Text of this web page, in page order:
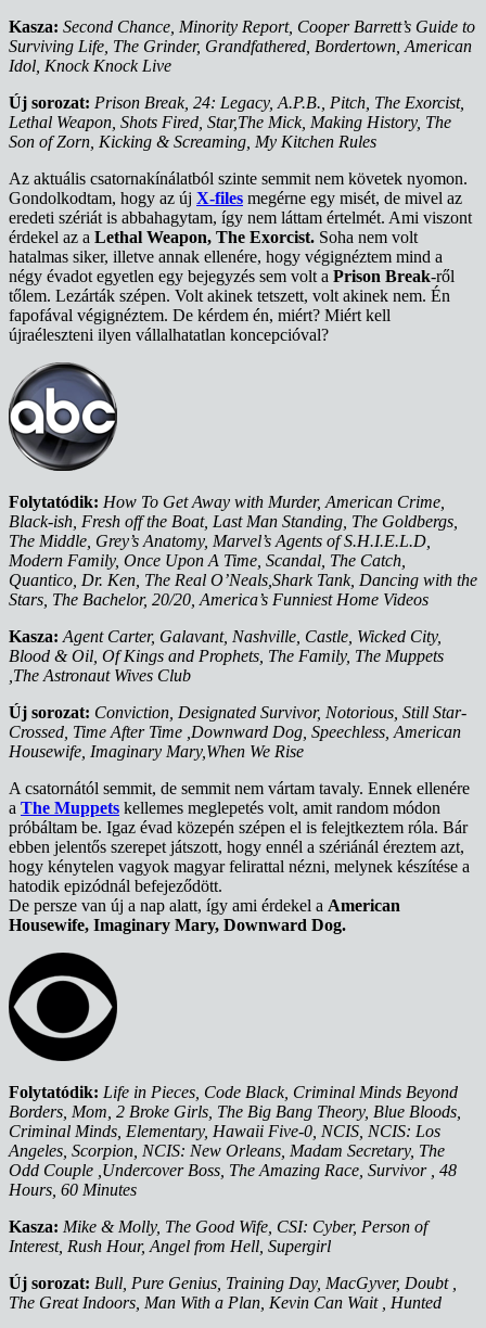
Kasza: Second Chance, Minority Report, Cooper Barrett’s Guide to
Surviving Life, The Grinder, Grandfathered, Bordertown, American
Idol, Knock Knock Live
Új sorozat: Prison Break, 24: Legacy, A.P.B., Pitch, The Exorcist,
Lethal Weapon, Shots Fired, Star,The Mick, Making History, The
Son of Zorn, Kicking & Screaming, My Kitchen Rules
Az aktuális csatornakínálatból szinte semmit nem követek nyomon.
Gondolkodtam, hogy az új X-files megérne egy misét, de mivel az
eredeti szériát is abbahagytam, így nem láttam értelmét. Ami viszont
érdekel az a Lethal Weapon, The Exorcist. Soha nem volt
hatalmas siker, illetve annak ellenére, hogy végignéztem mind a
négy évadot egyetlen egy bejegyzés sem volt a Prison Break-ről
tőlem. Lezárták szépen. Volt akinek tetszett, volt akinek nem. Én
fapofával végignéztem. De kérdem én, miért? Miért kell
újraéleszteni ilyen vállalhatatlan koncepcióval?
Folytatódik: How To Get Away with Murder, American Crime,
Black-ish, Fresh off the Boat, Last Man Standing, The Goldbergs,
The Middle, Grey’s Anatomy, Marvel’s Agents of S.H.I.E.L.D,
Modern Family, Once Upon A Time, Scandal, The Catch,
Quantico, Dr. Ken, The Real O’Neals,Shark Tank, Dancing with the
Stars, The Bachelor, 20/20, America’s Funniest Home Videos
Kasza: Agent Carter, Galavant, Nashville, Castle, Wicked City,
Blood & Oil, Of Kings and Prophets, The Family, The Muppets
,The Astronaut Wives Club
Új sorozat: Conviction, Designated Survivor, Notorious, Still Star-
Crossed, Time After Time ,Downward Dog, Speechless, American
Housewife, Imaginary Mary,When We Rise
A csatornától semmit, de semmit nem vártam tavaly. Ennek ellenére
a The Muppets kellemes meglepetés volt, amit random módon
próbáltam be. Igaz évad közepén szépen el is felejtkeztem róla. Bár
ebben jelentős szerepet játszott, hogy ennél a szériánál éreztem azt,
hogy kénytelen vagyok magyar felirattal nézni, melynek készítése a
hatodik epizódnál befejeződött.
De persze van új a nap alatt, így ami érdekel a American
Housewife, Imaginary Mary, Downward Dog.
Folytatódik: Life in Pieces, Code Black, Criminal Minds Beyond
Borders, Mom, 2 Broke Girls, The Big Bang Theory, Blue Bloods,
Criminal Minds, Elementary, Hawaii Five-0, NCIS, NCIS: Los
Angeles, Scorpion, NCIS: New Orleans, Madam Secretary, The
Odd Couple ,Undercover Boss, The Amazing Race, Survivor , 48
Hours, 60 Minutes
Kasza: Mike & Molly, The Good Wife, CSI: Cyber, Person of
Interest, Rush Hour, Angel from Hell, Supergirl
Új sorozat: Bull, Pure Genius, Training Day, MacGyver, Doubt ,
The Great Indoors, Man With a Plan, Kevin Can Wait , Hunted